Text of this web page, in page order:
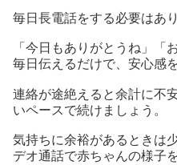
毎日長電話をする必要はあ
「今日もありがとうね」「
毎日伝えるだけで、安心感
連絡が途絶えると余計に不
いペースで続けましょう。
気持ちに余裕があるときは
デオ通話で赤ちゃんの様子